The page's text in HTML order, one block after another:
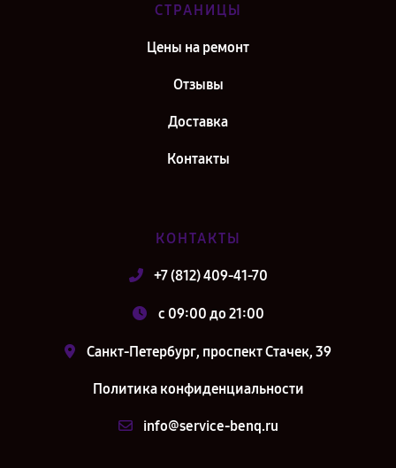
СТРАНИЦЫ
Цены на ремонт
Отзывы
Доставка
Контакты
КОНТАКТЫ
+7 (812) 409-41-70
c 09:00 до 21:00
Санкт-Петербург, проспект Стачек, 39
Политика конфиденциальности
info@service-benq.ru